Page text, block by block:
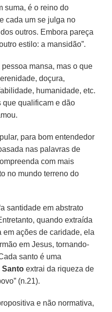
suma, é o reino do
cada um se julga no
outros. Embora pareça
estilo: a mansidão”.
mansa, mas o que
doçura,
humanidade, etc.
que qualificam e dão
para bom entendedor
nas palavras de
com mais
no mundo terreno do
santidade em abstrato
quando extraída
em ações de caridade, ela
em Jesus, tornando-
santo é uma
Santo extrai da riqueza de
(n.21).
e não normativa,